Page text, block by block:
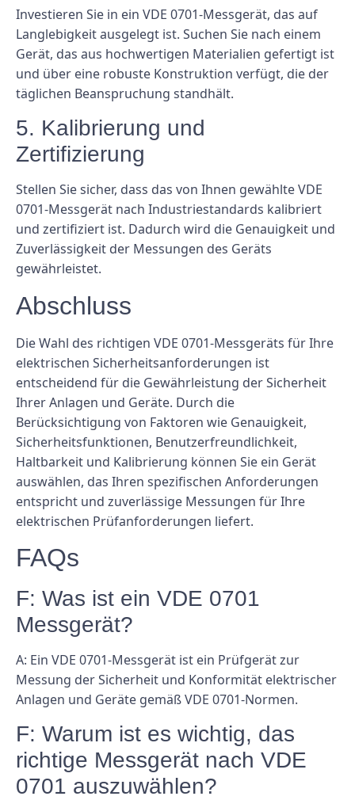
Investieren Sie in ein VDE 0701-Messgerät, das auf
Langlebigkeit ausgelegt ist. Suchen Sie nach einem
Gerät, das aus hochwertigen Materialien gefertigt ist
und über eine robuste Konstruktion verfügt, die der
täglichen Beanspruchung standhält.
5. Kalibrierung und
Zertifizierung
Stellen Sie sicher, dass das von Ihnen gewählte VDE
0701-Messgerät nach Industriestandards kalibriert
und zertifiziert ist. Dadurch wird die Genauigkeit und
Zuverlässigkeit der Messungen des Geräts
gewährleistet.
Abschluss
Die Wahl des richtigen VDE 0701-Messgeräts für Ihre
elektrischen Sicherheitsanforderungen ist
entscheidend für die Gewährleistung der Sicherheit
Ihrer Anlagen und Geräte. Durch die
Berücksichtigung von Faktoren wie Genauigkeit,
Sicherheitsfunktionen, Benutzerfreundlichkeit,
Haltbarkeit und Kalibrierung können Sie ein Gerät
auswählen, das Ihren spezifischen Anforderungen
entspricht und zuverlässige Messungen für Ihre
elektrischen Prüfanforderungen liefert.
FAQs
F: Was ist ein VDE 0701
Messgerät?
A: Ein VDE 0701-Messgerät ist ein Prüfgerät zur
Messung der Sicherheit und Konformität elektrischer
Anlagen und Geräte gemäß VDE 0701-Normen.
F: Warum ist es wichtig, das
richtige Messgerät nach VDE
0701 auszuwählen?